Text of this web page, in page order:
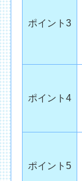
ポイント3
ポイント4
ポイント5